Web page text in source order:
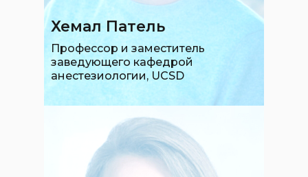
Профессор и заместитель
заведующего кафедрой
анестезиологии, UCSD
Хемал Патель